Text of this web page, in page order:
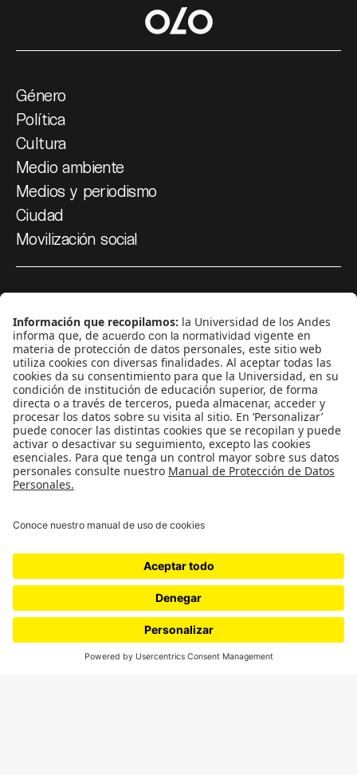
Género
Política
Cultura
Medio ambiente
Medios y periodismo
Ciudad
Movilización social
Podcasts
Ediciones especiales
Proyectos 070
SÍGUENOS
¿Quieres escribir en 070?
cerosetenta@uniandes.edu.co
BOGOTÁ, COLOMBIA